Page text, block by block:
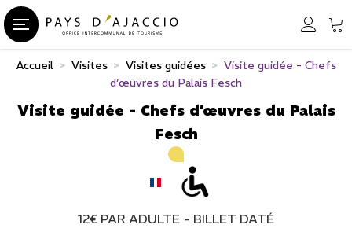
Accueil > Visites > Visites guidées > Visite guidée - Chefs
d’œuvres du Palais Fesch
Visite guidée - Chefs d’œuvres du Palais
Fesch
12€ PAR ADULTE BILLET DATÉ